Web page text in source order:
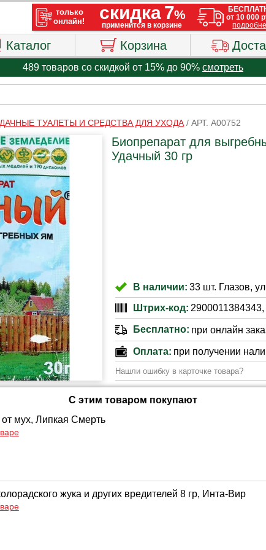
Каталог Корзина
489 товаров со скидкой от 15% до 90% смотреть
ДАЧНЫЕ ТУАЛЕТЫ И СРЕДСТВА ДЛЯ УХОДА/ АРТ. A00752
Биопрепарат для
Удачный 30 гр
В наличии: 33 шт. Глазов,
Штрих-код:
Бесплатно: при онлайн
Оплата: при получении
Нашли ошибку в карточке товара?
С этим товаром покупают
мух, Липкая Смерть
жука и других вредителей 8 гр, Инта-Вир